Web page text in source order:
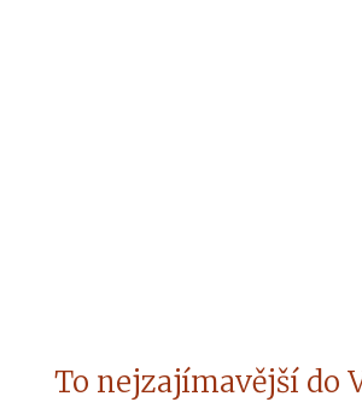
To nejzajímavější do